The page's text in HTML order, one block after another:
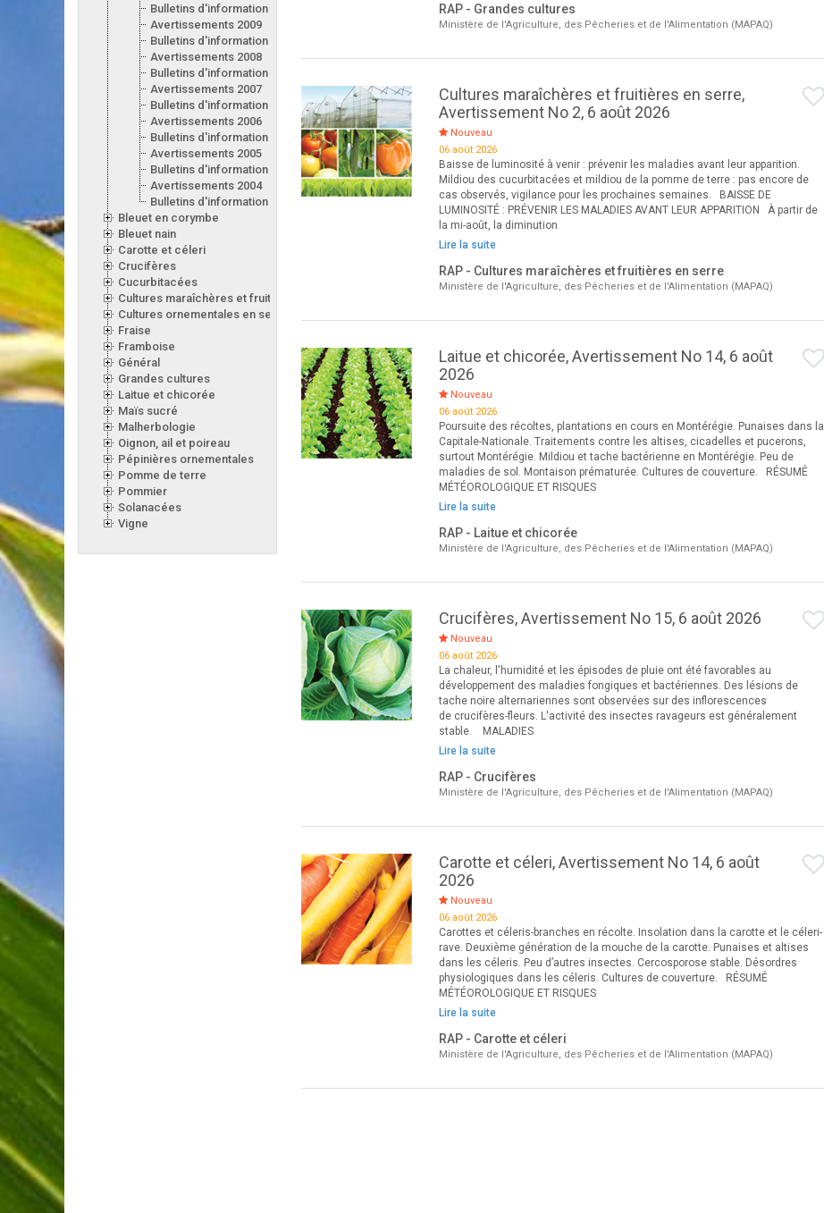
Bulletins d'information 2010
Avertissements 2009
Bulletins d'information 2009
Avertissements 2008
Bulletins d'information 2008
Avertissements 2007
Bulletins d'information 2007
Avertissements 2006
Bulletins d'information 2006
Avertissements 2005
Bulletins d'information 2005
Avertissements 2004
Bulletins d'information 2004
Bleuet en corymbe
Bleuet nain
Carotte et céleri
Crucifères
Cucurbitacées
Cultures maraîchères et fruitières en serre
Cultures ornementales en serre
Fraise
Framboise
Général
Grandes cultures
Laitue et chicorée
Maïs sucré
Malherbologie
Oignon, ail et poireau
Pépinières ornementales
Pomme de terre
Pommier
Solanacées
Vigne
RAP - Grandes cultures
Ministère de l'Agriculture, des Pêcheries et de l'Alimentation (MAPAQ)
Cultures maraîchères et fruitières en serre,
Avertissement No 2, 6 août 2026
Nouveau
06 août 2026
Baisse de luminosité à venir : prévenir les maladies avant leur apparition.
Mildiou des cucurbitacées et mildiou de la pomme de terre : pas encore de
cas observés, vigilance pour les prochaines semaines. BAISSE DE
LUMINOSITÉ : PRÉVENIR LES MALADIES AVANT LEUR APPARITION À partir de
la mi-août, la diminution
Lire la suite
RAP - Cultures maraîchères et fruitières en serre
Ministère de l'Agriculture, des Pêcheries et de l'Alimentation (MAPAQ)
Laitue et chicorée, Avertissement No 14, 6 août
2026
Nouveau
06 août 2026
Poursuite des récoltes, plantations en cours en Montérégie. Punaises dans la
Capitale-Nationale. Traitements contre les altises, cicadelles et pucerons,
surtout Montérégie. Mildiou et tache bactérienne en Montérégie. Peu de
maladies de sol. Montaison prématurée. Cultures de couverture. RÉSUMÉ
MÉTÉOROLOGIQUE ET RISQUES
Lire la suite
RAP - Laitue et chicorée
Ministère de l'Agriculture, des Pêcheries et de l'Alimentation (MAPAQ)
Crucifères, Avertissement No 15, 6 août 2026
Nouveau
06 août 2026
La chaleur, l'humidité et les épisodes de pluie ont été favorables au
développement des maladies fongiques et bactériennes. Des lésions de
tache noire alternariennes sont observées sur des inflorescences
de crucifères-fleurs. L'activité des insectes ravageurs est généralement
stable. MALADIES
Lire la suite
RAP - Crucifères
Ministère de l'Agriculture, des Pêcheries et de l'Alimentation (MAPAQ)
Carotte et céleri, Avertissement No 14, 6 août
2026
Nouveau
06 août 2026
Carottes et céleris-branches en récolte. Insolation dans la carotte et le céleri-
rave. Deuxième génération de la mouche de la carotte. Punaises et altises
dans les céleris. Peu d’autres insectes. Cercosporose stable. Désordres
physiologiques dans les céleris. Cultures de couverture. RÉSUMÉ
MÉTÉOROLOGIQUE ET RISQUES
Lire la suite
RAP - Carotte et céleri
Ministère de l'Agriculture, des Pêcheries et de l'Alimentation (MAPAQ)